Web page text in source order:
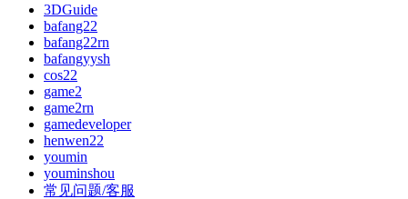
3DGuide
bafang22
bafang22rn
bafangyysh
cos22
game2
game2rn
gamedeveloper
henwen22
youmin
youminshou
常见问题/客服